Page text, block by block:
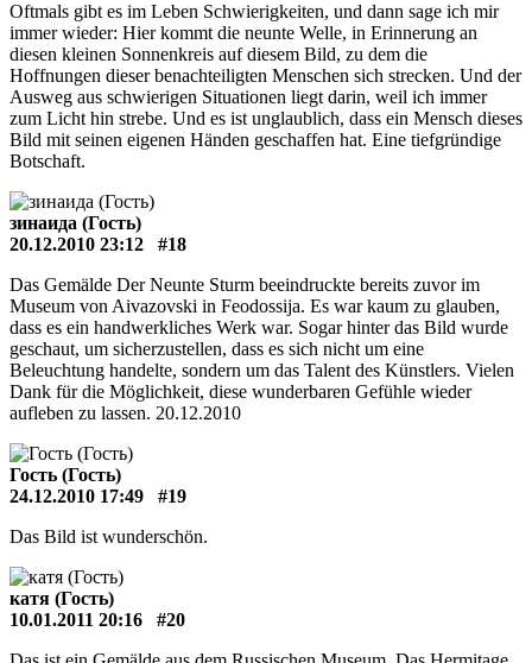
Oftmals gibt es im Leben Schwierigkeiten, und dann sage ich mir
immer wieder: Hier kommt die neunte Welle, in Erinnerung an
diesen kleinen Sonnenkreis auf diesem Bild, zu dem die
Hoffnungen dieser benachteiligten Menschen sich strecken. Und der
Ausweg aus schwierigen Situationen liegt darin, weil ich immer
zum Licht hin strebe. Und es ist unglaublich, dass ein Mensch dieses
Bild mit seinen eigenen Händen geschaffen hat. Eine tiefgründige
Botschaft.
зинаида (Гость)
20.12.2010 23:12
#18
Das Gemälde Der Neunte Sturm beeindruckte bereits zuvor im
Museum von Aivazovski in Feodossija. Es war kaum zu glauben,
dass es ein handwerkliches Werk war. Sogar hinter das Bild wurde
geschaut, um sicherzustellen, dass es sich nicht um eine
Beleuchtung handelte, sondern um das Talent des Künstlers. Vielen
Dank für die Möglichkeit, diese wunderbaren Gefühle wieder
aufleben zu lassen. 20.12.2010
Гость (Гость)
24.12.2010 17:49
#19
Das Bild ist wunderschön.
катя (Гость)
10.01.2011 20:16
#20